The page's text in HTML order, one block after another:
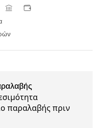
παραλαβής πριν